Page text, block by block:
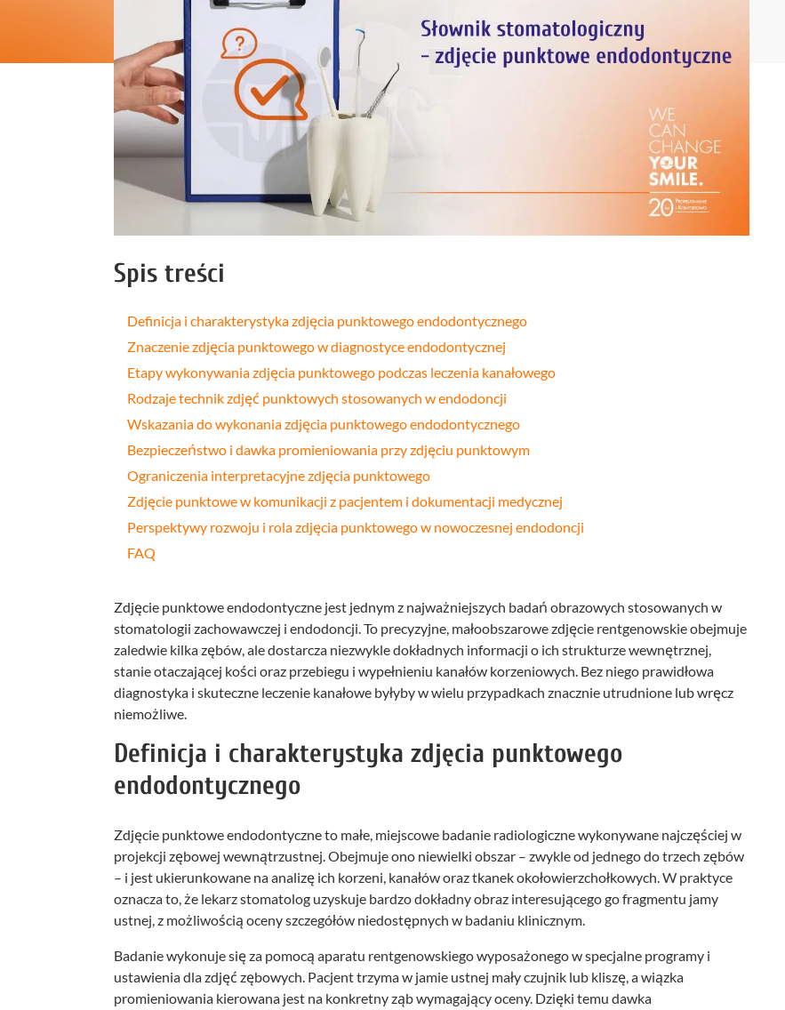
Profilaktyka
nakładkowa –
Invisalign®
Higienizacja
Leczenie
kanałowe
Stomatologia
dziecięca
Fizjoterapia
Periodontologia
Leczenie
bruksizmu
Spis treści
Definicja i charakterystyka zdjęcia punktowego endodontycznego
Znaczenie zdjęcia punktowego w diagnostyce endodontycznej
Etapy wykonywania zdjęcia punktowego podczas leczenia kanałowego
Rodzaje technik zdjęć punktowych stosowanych w endodoncji
Wskazania do wykonania zdjęcia punktowego endodontycznego
Bezpieczeństwo i dawka promieniowania przy zdjęciu punktowym
Ograniczenia interpretacyjne zdjęcia punktowego
Zdjęcie punktowe w komunikacji z pacjentem i dokumentacji medycznej
Perspektywy rozwoju i rola zdjęcia punktowego w nowoczesnej endodoncji
FAQ
Zdjęcie punktowe endodontyczne jest jednym z najważniejszych badań obrazowych stosowanych w
stomatologii zachowawczej i endodoncji. To precyzyjne, małoobszarowe zdjęcie rentgenowskie obejmuje
zaledwie kilka zębów, ale dostarcza niezwykle dokładnych informacji o ich strukturze wewnętrznej,
stanie otaczającej kości oraz przebiegu i wypełnieniu kanałów korzeniowych. Bez niego prawidłowa
diagnostyka i skuteczne leczenie kanałowe byłyby w wielu przypadkach znacznie utrudnione lub wręcz
niemożliwe.
Definicja i charakterystyka zdjęcia punktowego
endodontycznego
Zdjęcie punktowe endodontyczne to małe, miejscowe badanie radiologiczne wykonywane najczęściej w
projekcji zębowej wewnątrzustnej. Obejmuje ono niewielki obszar – zwykle od jednego do trzech zębów
– i jest ukierunkowane na analizę ich korzeni, kanałów oraz tkanek okołowierzchołkowych. W praktyce
oznacza to, że lekarz stomatolog uzyskuje bardzo dokładny obraz interesującego go fragmentu jamy
ustnej, z możliwością oceny szczegółów niedostępnych w badaniu klinicznym.
Badanie wykonuje się za pomocą aparatu rentgenowskiego wyposażonego w specjalne programy i
ustawienia dla zdjęć zębowych. Pacjent trzyma w jamie ustnej mały czujnik lub kliszę, a wiązka
promieniowania kierowana jest na konkretny ząb wymagający oceny. Dzięki temu dawka